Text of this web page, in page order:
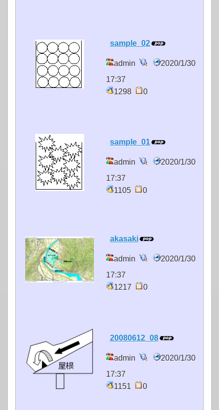
sample_02
admin
2020/1/30
17:37
1298
0
sample_01
admin
2020/1/30
17:37
1105
0
akasaki
admin
2020/1/30
17:37
1217
0
20080612_08
admin
2020/1/30
17:37
1151
0